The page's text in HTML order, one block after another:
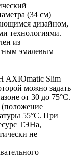
(34 см)
дизайном,
технологиями.
из
эмалевым
AXIOmatic Slim
можно задать
от 30 до 75°С.
55°С. При
ТЭНа,
не